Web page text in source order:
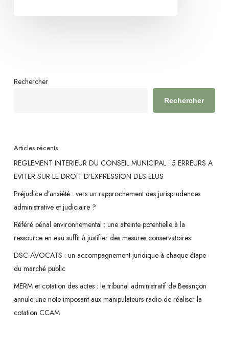
un
Rechercher
Rechercher
Articles récents
REGLEMENT INTERIEUR DU CONSEIL MUNICIPAL : 5 ERREURS A
EVITER SUR LE DROIT D’EXPRESSION DES ELUS
Préjudice d’anxiété : vers un rapprochement des jurisprudences
administrative et judiciaire ?
Référé pénal environnemental : une atteinte potentielle à la
ressource en eau suffit à justifier des mesures conservatoires
DSC AVOCATS : un accompagnement juridique à chaque étape
du marché public
MERM et cotation des actes : le tribunal administratif de Besançon
annule une note imposant aux manipulateurs radio de réaliser la
cotation CCAM